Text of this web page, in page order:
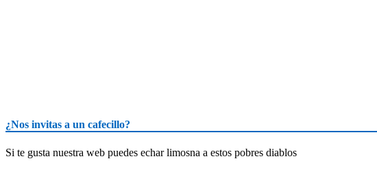
¿Nos invitas a un cafecillo?
Si te gusta nuestra web puedes echar limosna a estos pobres diablos